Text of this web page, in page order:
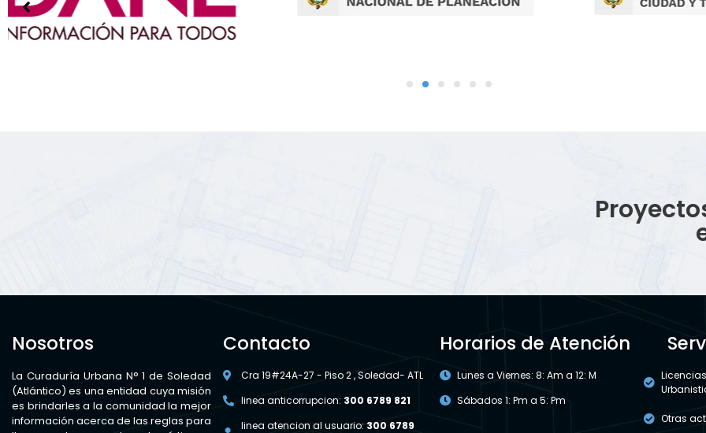
Nosotros
La Curaduría Urbana N° 1 de Soledad
(Atlántico) es una entidad cuya misión
es brindarles a la comunidad la mejor
información acerca de las reglas para
Contacto
Cra 19#24A-27 - Piso 2 , Soledad- ATL
linea anticorrupcion: 300 6789 821
linea atencion al usuario:300 6789
Horarios de Atención
Lunes a Viernes: 8: Am a 12: M
Sábados 1: Pm a 5: Pm
Licencias
Otras